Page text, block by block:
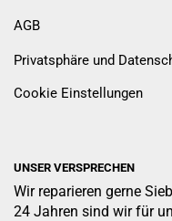
AGB
Privatsphäre und
Cookie Einstellungen
UNSER VERSPRECHEN
Wir reparieren gerne
24 Jahren sind wir für